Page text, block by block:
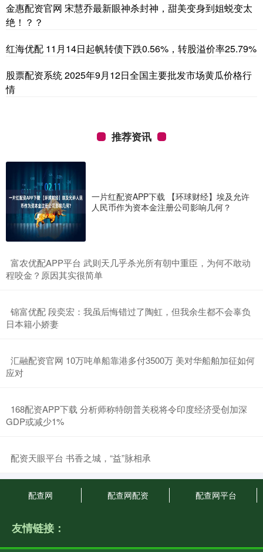
金惠配资官网 宋慧乔最新眼神杀封神，甜美变身到姐蜕变太
绝！？？
红海优配 11月14日起帆转债下跌0.56%，转股溢价率25.79%
股票配资系统 2025年9月12日全国主要批发市场黄瓜价格行
情
推荐资讯
一片红配资APP下载 【环球财经】埃及允许
人民币作为资本金注册公司影响几何？
​富农优配APP平台 武则天几乎杀光所有朝中重臣，为何不敢动
程咬金？原因其实很简单
​锦富优配 段奕宏：我虽后悔错过了陶虹，但我余生都不会辜负
日本籍小娇妻
​汇融配资官网 10万吨单船靠港多付3500万 美对华船舶加征如何
应对
​168配资APP下载 分析师称特朗普关税将令印度经济受创加深
GDP或减少1%
​配资天眼平台 书香之城，“益”脉相承
配查网 配查网配资 配查网平台
友情链接：